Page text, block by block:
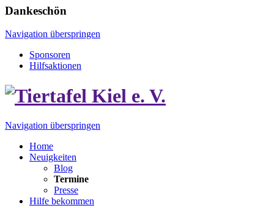
Dankeschön
Navigation überspringen
Sponsoren
Hilfsaktionen
Navigation überspringen
Home
Neuigkeiten
Blog
Termine
Presse
Hilfe bekommen